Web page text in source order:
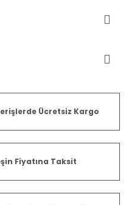
Ücretsiz Kargo
Fiyatına Taksit